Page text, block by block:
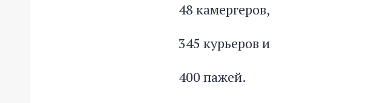
48 камергеров,
345 курьеров и
400 пажей.